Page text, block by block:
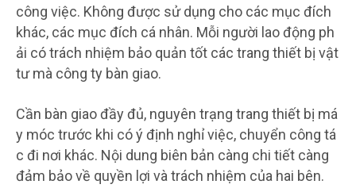
công việc. Không được sử dụng cho các mục đích
khác, các mục đích cá nhân. Mỗi người lao động ph
ải có trách nhiệm bảo quản tốt các trang thiết bị vật
tư mà công ty bàn giao.
Cần bàn giao đầy đủ, nguyên trạng trang thiết bị má
y móc trước khi có ý định nghỉ việc, chuyển công tá
c đi nơi khác. Nội dung biên bản càng chi tiết càng
đảm bảo về quyền lợi và trách nhiệm của hai bên.